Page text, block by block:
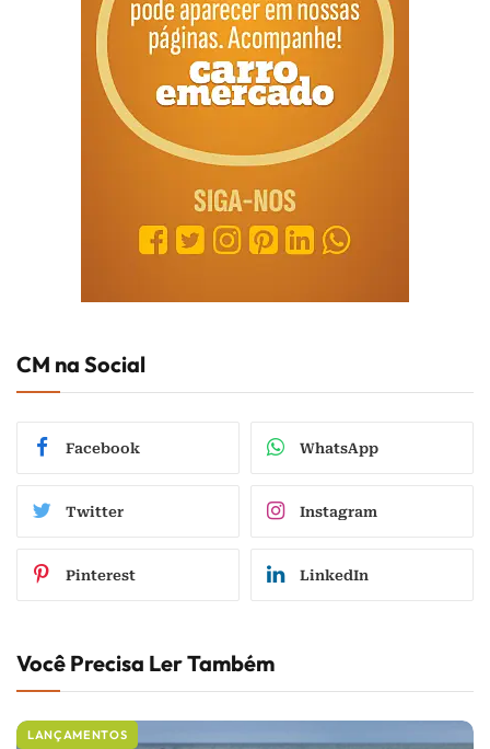
CM na Social
Facebook WhatsApp
Twitter Instagram
Pinterest LinkedIn
Você Precisa Ler Também
LANÇAMENTOS